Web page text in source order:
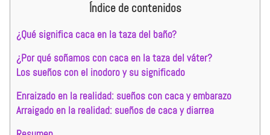
Índice de contenidos
¿Qué significa caca en la taza del baño?
¿Por qué soñamos con caca en la taza del váter?
Los sueños con el inodoro y su significado
Enraizado en la realidad: sueños con caca y embarazo
Arraigado en la realidad: sueños de caca y diarrea